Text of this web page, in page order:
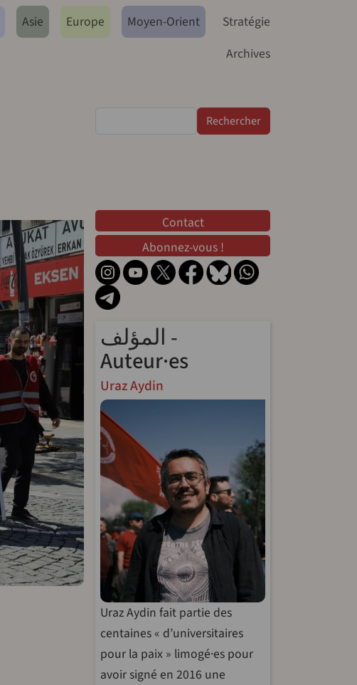
Asie Europe Moyen-Orient
Stratégie
Archives
Contact
Abonnez-vous !
المؤلف -
Auteur·es
Uraz Aydin
Uraz Aydin fait partie des
centaines « d’universitaires
pour la paix » limogé·es pour
avoir signé en 2016 une